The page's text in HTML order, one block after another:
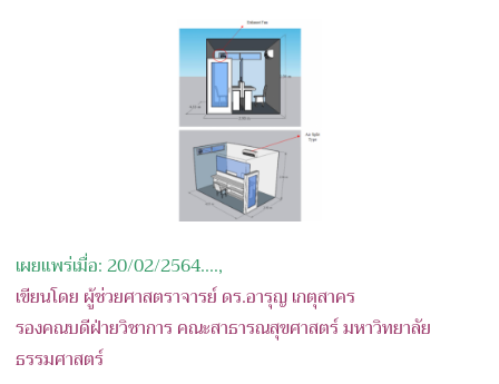
เผยแพร่เมื่อ: 20/02/2564....,
เขียนโดย ผู้ช่วยศาสตราจารย์ ดร.อารุญ เกตุสาคร
รองคณบดีฝ่ายวิชาการ คณะสาธารณสุขศาสตร์ มหาวิทยาลัย
ธรรมศาสตร์